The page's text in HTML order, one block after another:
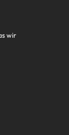
wir